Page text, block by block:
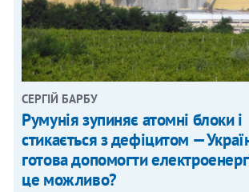
СЕРГІЙ БАРБУ
Румунія зупиняє атомні блоки і
стикається з дефіцитом —
готова допомогти
це можливо?